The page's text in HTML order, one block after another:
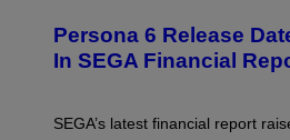
E
N
S
T
Persona 6 Release
In SEGA Financial
SEGA’s latest financial report